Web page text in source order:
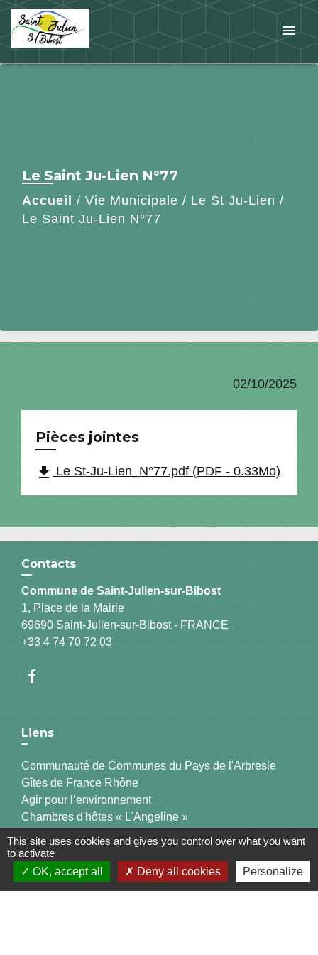
menu
Le Saint Ju-Lien N°77
Accueil / Vie Municipale / Le St Ju-Lien /
Le Saint Ju-Lien N°77
02/10/2025
Pièces jointes
file_download Le St-Ju-Lien_N°77.pdf (PDF - 0.33Mo)
Contacts
Commune de Saint-Julien-sur-Bibost
1, Place de la Mairie
69690 Saint-Julien-sur-Bibost - FRANCE
+33 4 74 70 72 03
Liens
Communauté de Communes du Pays de l'Arbresle
Gîtes de France Rhône
Agir pour l’environnement
Chambres d'hôtes « L'Angeline »
Mentions légales Politique de confidentialité -
This site uses cookies and gives you control over what you want
to activate
OK, accept all
Deny all cookies Personalize